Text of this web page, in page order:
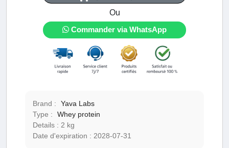
Ou
Commander via WhatsApp
Brand :
Yava Labs
Type :
Whey protein
Details :
2 kg
Date d'expiration : 2028-07-31